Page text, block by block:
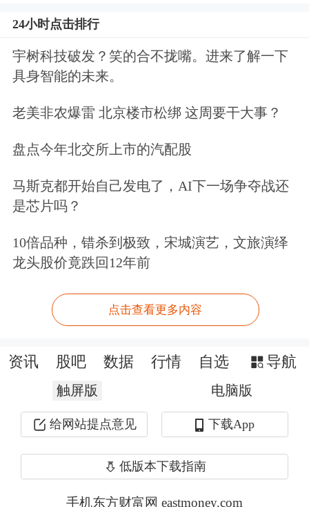
多元方式支持地方产业发展
记者了解到，险资入地方，主要聚焦支
苏”项目库覆盖先进制造、科技创新、
绿色低碳、基础设施、民生工程等重点
领域。
以“险资入豫”为例，资金投向从煤炭 能
施、重大民生工程、重要经济产业等领
铁、
高速公路、城市更新、水利设施等
提供了长期稳定资金支持。此外，险资
还结合河南人口大省与保险保障主业实
际，先后在河南省投资了多个健康养老
项目，总规模超50亿元。
24小时点击排行
宇树科技破发？笑的合不拢嘴。进来了解一下
具身智能的未来。
老美非农爆雷 北京楼市松绑 这周要干大事？
盘点今年北交所上市的汽配股
马斯克都开始自己发电了，AI下一场争夺战还
是芯片吗？
10倍品种，错杀到极致，宋城演艺，文旅演绎
龙头股价竟跌回12年前
点击查看更多内容
资讯 股吧 数据 行情 自选 导航
触屏版 电脑版
给网站提点意见 下载App
低版本下载指南
手机东方财富网 eastmoney.com